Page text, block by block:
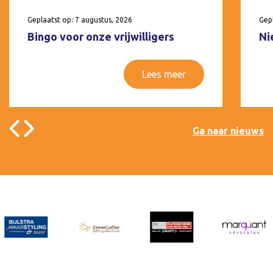
Geplaatst op: 7 augustus, 2026
Bingo voor onze vrijwilligers
Lees meer
Ga naar nieuws